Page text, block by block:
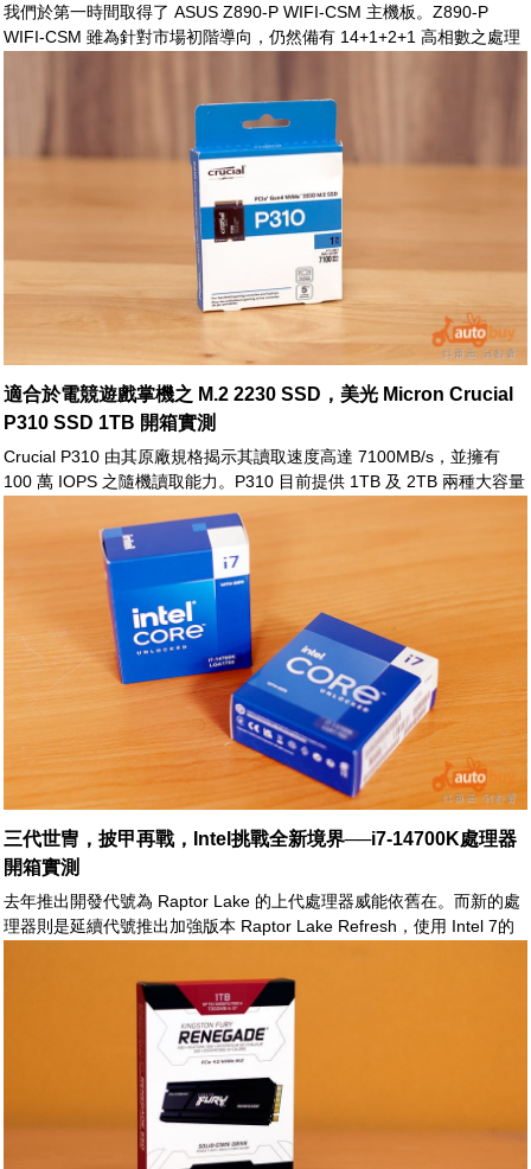
我們於第一時間取得了 ASUS Z890-P WIFI-CSM 主機板。Z890-P
WIFI-CSM 雖為針對市場初階導向，仍然備有 14+1+2+1 高相數之處理
需求，皆得以順暢運行，無往不利
適合於電競遊戲掌機之 M.2 2230 SSD，美光 Micron Crucial
P310 SSD 1TB 開箱實測
Crucial P310 由其原廠規格揭示其讀取速度高達 7100MB/s，並擁有
100 萬 IOPS 之隨機讀取能力。P310 目前提供 1TB 及 2TB 兩種大容量
間，令玩家能無所限制地掌握更多遊戲大作
三代世冑，披甲再戰，Intel挑戰全新境界──i7-14700K處理器
開箱實測
去年推出開發代號為 Raptor Lake 的上代處理器威能依舊在。而新的處
理器則是延續代號推出加強版本 Raptor Lake Refresh，使用 Intel 7的